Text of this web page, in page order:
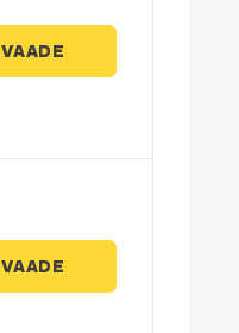
VAADE
VAADE